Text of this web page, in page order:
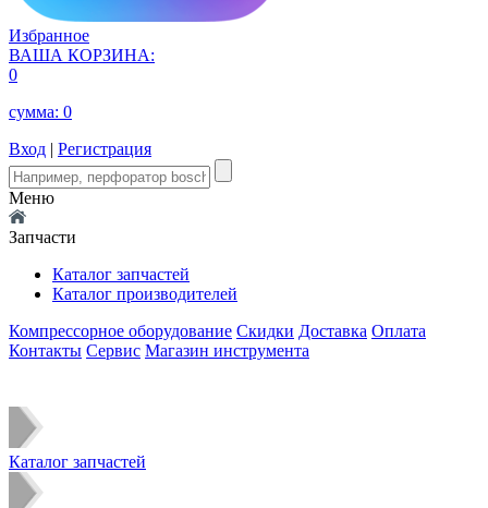
Избранное
ВАША КОРЗИНА:
0
сумма: 0
Вход | Регистрация
Меню
Запчасти
Каталог запчастей
Каталог производителей
Компрессорное оборудование Скидки Доставка Оплата
Контакты Сервис Магазин инструмента
Каталог запчастей